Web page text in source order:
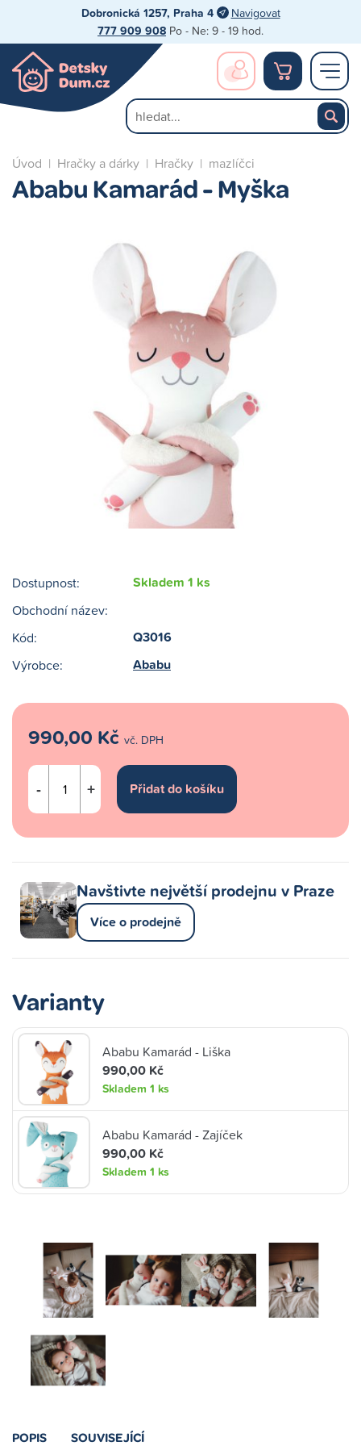
Dobronická 1257, Praha 4 Navigovat
777 909 908 Po - Ne: 9 - 19 hod.
Úvod | Hračky a dárky | Hračky | mazlíčci
Ababu Kamarád - Myška
Dostupnost: Skladem 1 ks
Obchodní název:
Kód:
Q3016
Výrobce: Ababu
990,00 Kč vč. DPH
- +
Navštivte největší prodejnu v Praze
Více o prodejně
Varianty
Ababu Kamarád - Liška
990,00 Kč
Skladem 1 ks
Ababu Kamarád - Zajíček
990,00 Kč
Skladem 1 ks
POPIS SOUVISEJÍCÍ